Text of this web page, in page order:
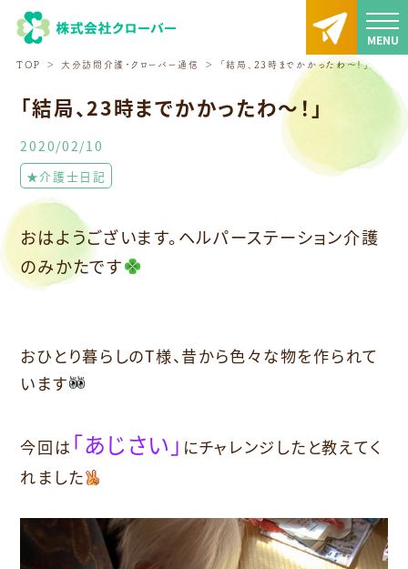
TOP 大分訪問介護・クローバー通信 「結局、23時までかかったわ～！」
「結局、23時までかかったわ～！」
2020/02/10
★介護士日記
おはようございます。ヘルパーステーション介護
のみかたです
おひとり暮らしのT様、昔から色々な物を作られて
います
今回は 「あじさい」 にチャレンジしたと教えてく
れました